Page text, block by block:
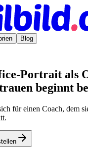
Blog
Portrait als
beginnt
für einen Coach, dem